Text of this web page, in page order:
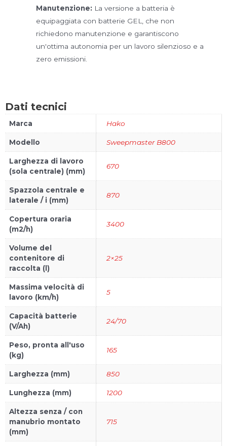
Manutenzione: La versione a batteria è
equipaggiata con batterie GEL, che non
richiedono manutenzione e garantiscono
un'ottima autonomia per un lavoro silenzioso e a
zero emissioni.
Dati tecnici
Marca Hako
Modello Sweepmaster B800
Larghezza di lavoro
(sola centrale) (mm)
670
Spazzola centrale e
laterale / i (mm)
870
Copertura oraria
(m2/h)
3400
Volume del
contenitore di
raccolta (l)
2×25
Massima velocità di
lavoro (km/h)
5
Capacità batterie
(V/Ah)
24/70
Peso, pronta all'uso
(kg)
165
Larghezza (mm) 850
Lunghezza (mm) 1200
Altezza senza / con
manubrio montato
(mm)
715